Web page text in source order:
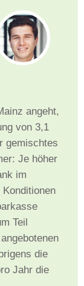
angeht,
von 3,1
gemischtes
Je höher
im
Teil
die
Jahr die